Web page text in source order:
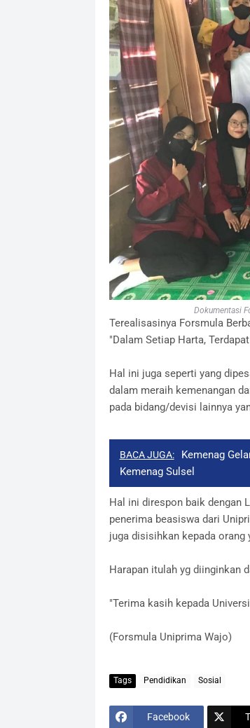
Dokumentasi
Terealisasinya Forsmula
"Dalam Setiap Harta,
Hal ini juga seperti yang
dalam meraih kemenangan
pada bidang/devisi lainnya
BACA JUGA:
Kemenag
Kemenag Sulsel
Hal ini direspon baik dengan
penerima beasiswa dari
juga disisihkan kepada orang
Harapan itulah yg diinginkan
"Terima kasih kepada
(Forsmula Uniprima Wajo)
Tags Pendidikan Sosial
Facebook